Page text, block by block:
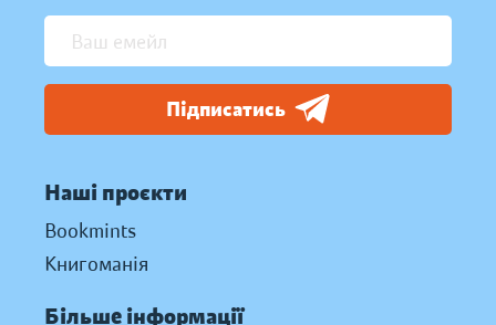
Підписатись
Наші проєкти
Bookmints
Книгоманія
Більше інформації